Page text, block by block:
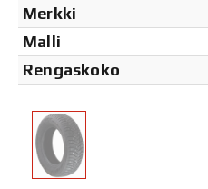
Merkki
Malli
Rengaskoko